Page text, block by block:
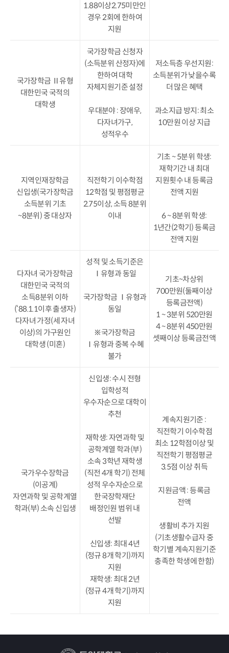
1.88이상2.75미만인
경우 2회에 한하여
지원
국가장학금 Ⅱ유형
대한민국 국적의
대학생
국가장학금 신청자
(소득분위 산정자)에
한하여 대학
자체지원기준 설정
우대분야 : 장애우,
다자녀가구,
성적우수
저소득층 우선지원:
소득분위가 낮을수록
더 많은 혜택
과소지급 방지: 최소
10만원 이상 지급
지역인재장학금
신입생(국가장학금
소득분위 기초
~8분위) 중 대상자
직전학기 이수학점
12학점 및 평점평균
2.75이상, 소득 8분위
이내
기초 ~ 5분위 학생:
재학기간 내 최대
지원횟수 내 등록금
전액 지원
6 ~ 8분위 학생:
1년간(2학기) 등록금
전액 지원
다자녀 국가장학금
대한민국 국적의
소득8분위 이하
(‘88.1.1이후 출생자)
다자녀 가정(세 자녀
이상)의 가구원인
대학생 (미혼)
성적 및 소득기준은
Ⅰ유형과 동일
국가장학금 Ⅰ유형과
동일
※국가장학금
Ⅰ유형과 중복 수혜
불가
기초~차상위
700만원(둘째이상
등록금전액)
1 ~ 3분위 520만원
4 ~ 8분위 450만원
셋째이상 등록금전액
국가우수장학금
(이공계)
자연과학 및 공학계열
학과(부) 소속 신입생
신입생: 수시 전형
입학성적
우수자순으로 대학이
추천
재학생: 자연과학 및
공학계열 학과(부)
소속 3학년 재학생
(직전 4개 학기) 전체
성적 우수자순으로
한국장학재단
배정인원 범위 내
선발
신입생: 최대 4년
(정규 8개 학기)까지
지원
재학생: 최대 2년
(정규 4개 학기)까지
지원
계속지원기준 :
직전학기 이수학점
최소 12학점이상 및
직전학기 평점평균
3.5점 이상 취득
지원금액 : 등록금
전액
생활비 추가 지원
(기초생활수급자 중
학기별 계속지원기준
충족한 학생에 한함)